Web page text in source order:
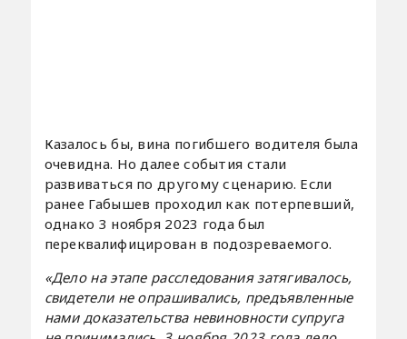
Казалось бы, вина погибшего водителя была
очевидна. Но далее события стали
развиваться по другому сценарию. Если
ранее Габышев проходил как потерпевший,
однако 3 ноября 2023 года был
переквалифицирован в подозреваемого.
«Дело на этапе расследования затягивалось,
свидетели не опрашивались, предъявленные
нами доказательства невиновности супруга